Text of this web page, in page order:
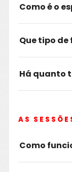
Como é o
Que tipo
Há quanto
AS
Como